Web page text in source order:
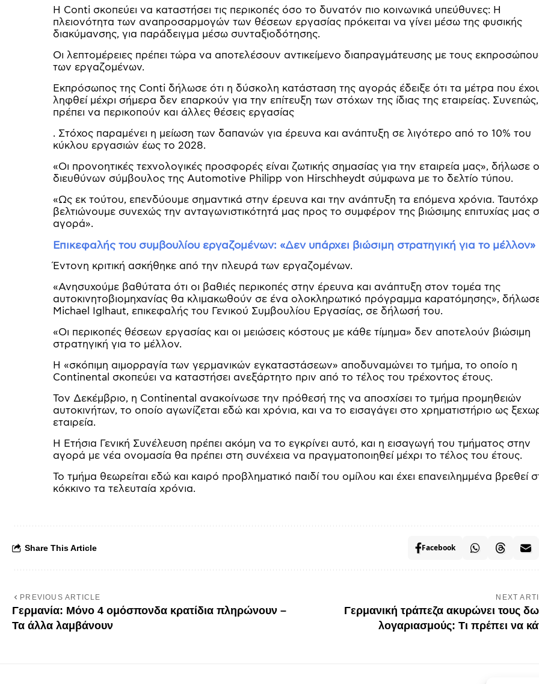
Η Conti σκοπεύει να καταστήσει τις περικοπές όσο το δυνατόν πιο κοινωνικά υπεύθυνες: Η
πλειονότητα των αναπροσαρμογών των θέσεων εργασίας πρόκειται να γίνει μέσω της φυσικής
διακύμανσης, για παράδειγμα μέσω συνταξιοδότησης.
Οι λεπτομέρειες πρέπει τώρα να αποτελέσουν αντικείμενο διαπραγμάτευσης με τους
των εργαζομένων.
Εκπρόσωπος της Conti δήλωσε ότι η δύσκολη κατάσταση της αγοράς έδειξε ότι τα μέτρα που
ληφθεί μέχρι σήμερα δεν επαρκούν για την επίτευξη των στόχων της ίδιας της εταιρείας.
πρέπει να περικοπούν και άλλες θέσεις εργασίας
. Στόχος παραμένει η μείωση των δαπανών για έρευνα και ανάπτυξη σε λιγότερο από το 10% του
κύκλου εργασιών έως το 2028.
«Οι προνοητικές τεχνολογικές προσφορές είναι ζωτικής σημασίας για την εταιρεία μας», δήλωσε ο
διευθύνων σύμβουλος της Automotive Philipp von Hirschheydt σύμφωνα με το δελτίο τύπου.
«Ως εκ τούτου, επενδύουμε σημαντικά στην έρευνα και την ανάπτυξη τα επόμενα χρόνια.
βελτιώνουμε συνεχώς την ανταγωνιστικότητά μας προς το συμφέρον της βιώσιμης επιτυχίας μας
αγορά».
Επικεφαλής του συμβουλίου εργαζομένων: «Δεν υπάρχει βιώσιμη στρατηγική για το μέλλον»
Έντονη κριτική ασκήθηκε από την πλευρά των εργαζομένων.
«Ανησυχούμε βαθύτατα ότι οι βαθιές περικοπές στην έρευνα και ανάπτυξη στον τομέα της
αυτοκινητοβιομηχανίας θα κλιμακωθούν σε ένα ολοκληρωτικό πρόγραμμα καρατόμησης»,
Michael Iglhaut, επικεφαλής του Γενικού Συμβουλίου Εργασίας, σε δήλωσή του.
«Οι περικοπές θέσεων εργασίας και οι μειώσεις κόστους με κάθε τίμημα» δεν αποτελούν βιώσιμη
στρατηγική για το μέλλον.
Η «σκόπιμη αιμορραγία των γερμανικών εγκαταστάσεων» αποδυναμώνει το τμήμα, το οποίο η
Continental σκοπεύει να καταστήσει ανεξάρτητο πριν από το τέλος του τρέχοντος έτους.
Τον Δεκέμβριο, η Continental ανακοίνωσε την πρόθεσή της να αποσχίσει το τμήμα προμηθειών
αυτοκινήτων, το οποίο αγωνίζεται εδώ και χρόνια, και να το εισαγάγει στο χρηματιστήριο ως
εταιρεία.
Η Ετήσια Γενική Συνέλευση πρέπει ακόμη να το εγκρίνει αυτό, και η εισαγωγή του τμήματος στην
αγορά με νέα ονομασία θα πρέπει στη συνέχεια να πραγματοποιηθεί μέχρι το τέλος του έτους.
Το τμήμα θεωρείται εδώ και καιρό προβληματικό παιδί του ομίλου και έχει επανειλημμένα βρεθεί
κόκκινο τα τελευταία χρόνια.
Share This Article Facebook
PREVIOUS ARTICLE
Γερμανία: Μόνο 4 ομόσπονδα κρατίδια πληρώνουν –
Τα άλλα λαμβάνουν
NEXT
Γερμανική τράπεζα ακυρώνει τους
λογαριασμούς: Τι πρέπει να